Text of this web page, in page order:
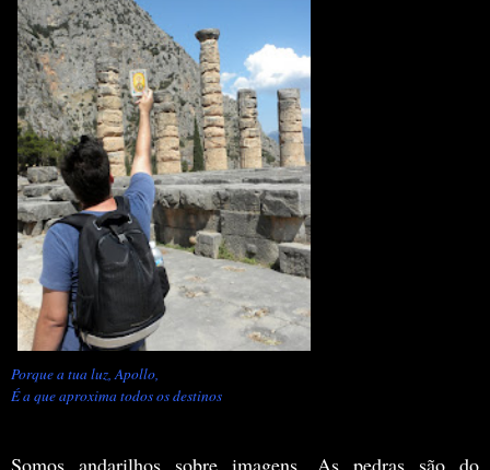
Porque a tua luz, Apollo,
É a que aproxima todos os destinos
Somos andarilhos sobre imagens. As pedras são do